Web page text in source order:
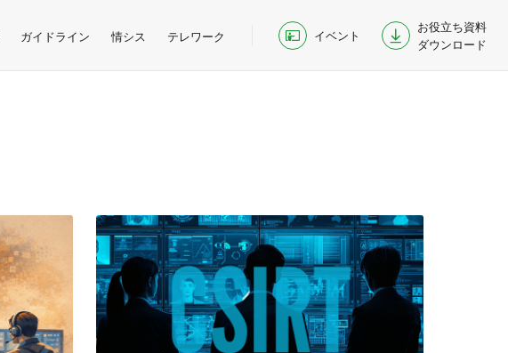
ガイドライン 情シス テレワーク イベント
お役立ち資料
ダウンロード